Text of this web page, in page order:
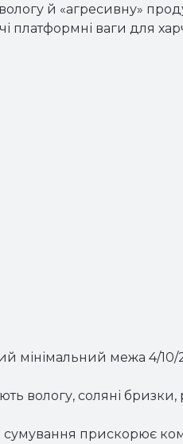
й «агресивну»
платформні ваги для
мінімальний межа 4/10/
вологу, соляні бризки,
сумування прискорює